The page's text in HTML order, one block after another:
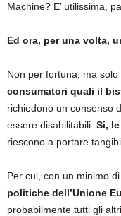
Machine? E’ utilissima,
Ed ora, per una volta,
Non per fortuna, ma solo
consumatori quali il
richiedono un consenso
essere disabilitabili. Si,
riescono a portare
Per cui, con un minimo di
politiche dell’Unione
probabilmente tutti gli